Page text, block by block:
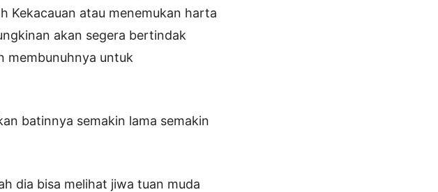
Kekacauan atau menemukan harta
akan segera bertindak
membunuhnya untuk
batinnya semakin lama semakin
dia bisa melihat jiwa tuan muda